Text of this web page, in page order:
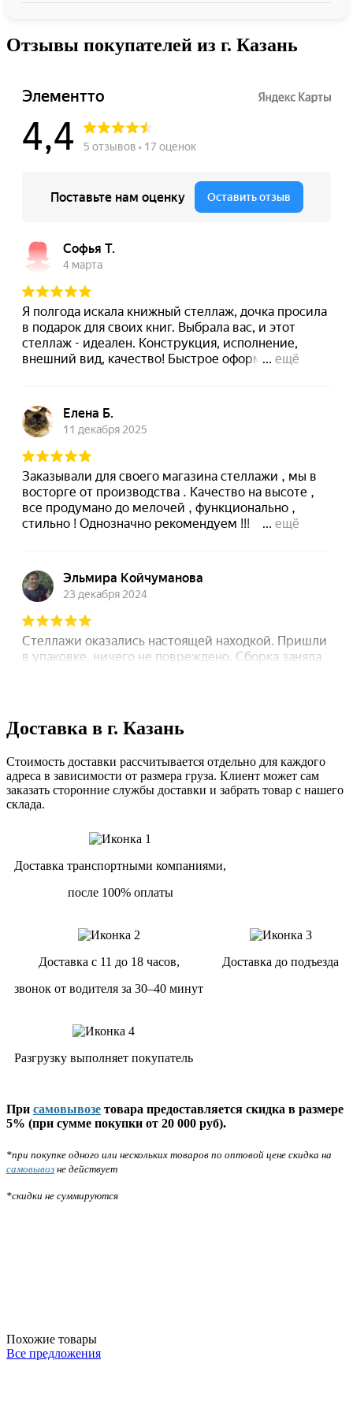
Отзывы покупателей из г. Казань
Доставка в г. Казань
Стоимость доставки рассчитывается отдельно для каждого
адреса в зависимости от размера груза. Клиент может сам
заказать сторонние службы доставки и забрать товар с нашего
склада.
Доставка транспортными компаниями,
после 100% оплаты
Доставка с 11 до 18 часов,
звонок от водителя за 30–40 минут
Доставка до подъезда
Разгрузку выполняет покупатель
При самовывозе товара предоставляется скидка в размере
5% (при сумме покупки от 20 000 руб).
*при покупке одного или нескольких товаров по оптовой цене скидка на
самовывоз не действует
*скидки не суммируются
Похожие товары
Все предложения